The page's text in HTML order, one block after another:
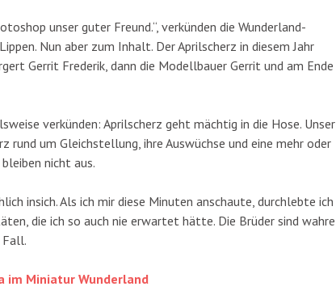
unser guter Freund.“, verkünden die Wunderland-
Nun aber zum Inhalt. Der Aprilscherz in diesem Jahr
Gerrit Frederik, dann die Modellbauer Gerrit und am Ende
verkünden: Aprilscherz geht mächtig in die Hose. Unser
rund um Gleichstellung, ihre Auswüchse und eine mehr oder
nicht aus.
insich. Als ich mir diese Minuten anschaute, durchlebte ich
die ich so auch nie erwartet hätte. Die Brüder sind wahre
im Miniatur Wunderland